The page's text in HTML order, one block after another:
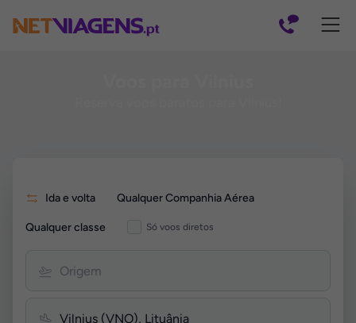
por
Voos
Ida e volta Qualquer Companhia Aérea
Qualquer classe Só voos diretos